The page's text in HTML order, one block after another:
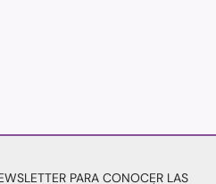
PARA CONOCER LAS